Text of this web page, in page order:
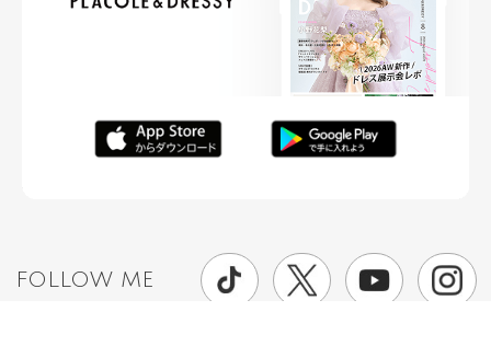
FOLLOW ME